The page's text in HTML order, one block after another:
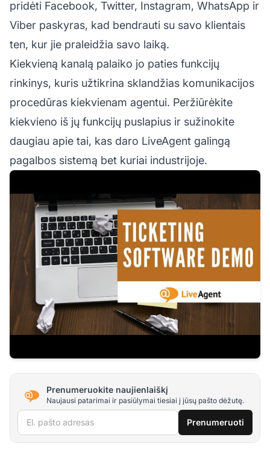
pridėti Facebook, Twitter, Instagram, WhatsApp ir
Viber paskyras, kad bendrauti su savo klientais
ten, kur jie praleidžia savo laiką.
Kiekvieną kanalą palaiko jo paties funkcijų
rinkinys, kuris užtikrina sklandžias komunikacijos
procedūras kiekvienam agentui. Peržiūrėkite
kiekvieno iš jų funkcijų puslapius ir sužinokite
daugiau apie tai, kas daro LiveAgent galingą
pagalbos sistemą bet kuriai industrijoje.
Prenumeruokite naujienlaiškį
Naujausi patarimai ir pasiūlymai tiesiai į jūsų pašto dėžutę.
El. pašto adresas Prenumeruoti